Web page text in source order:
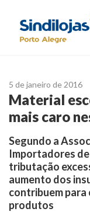
5 de janeiro de 2016
Material
mais caro
Segundo a
Importadores
tributação
aumento dos
contribuem
produtos